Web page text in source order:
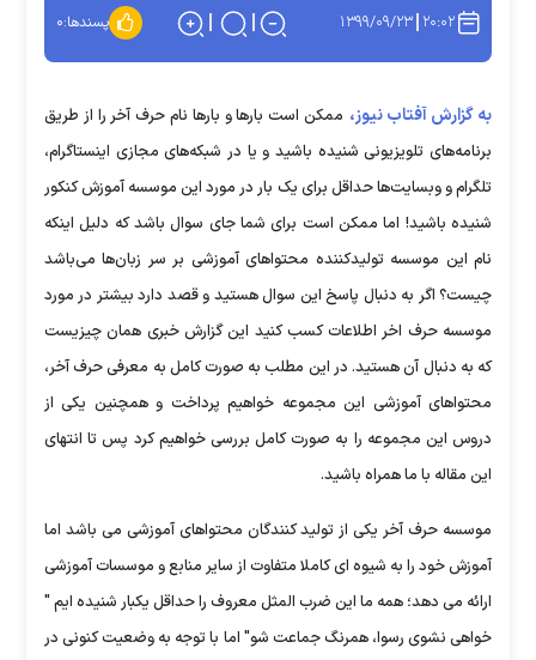
۲۰:۰۲ ۱۳۹۹/۰۹/۲۳ پسندها:۰
به گزارش آفتاب نیوز، ممکن است بارها و بارها نام حرف آخر را از طریق
برنامه‌های تلویزیونی شنیده باشید و یا در شبکه‌های مجازی اینستاگرام،
تلگرام و وبسایت‌ها حداقل برای یک بار در مورد این موسسه آموزش کنکور
شنیده باشید! اما ممکن است برای شما جای سوال باشد که دلیل اینکه
نام این موسسه تولیدکننده محتواهای آموزشی بر سر زبان‌ها می‌باشد
چیست؟ اگر به دنبال پاسخ این سوال هستید و قصد دارد بیشتر در مورد
موسسه حرف اخر اطلاعات کسب کنید این گزارش خبری همان چیزیست
که به دنبال آن هستید. در این مطلب به صورت کامل به معرفی حرف آخر،
محتواهای آموزشی این مجموعه خواهیم پرداخت و همچنین یکی از
دروس این مجموعه را به صورت کامل بررسی خواهیم کرد پس تا انتهای
این مقاله با ما همراه باشید.
موسسه حرف آخر یکی از تولید کنندگان محتواهای آموزشی می باشد اما
آموزش خود را به شیوه ای کاملا متفاوت از سایر منابع و موسسات آموزشی
ارائه می دهد؛ همه ما این ضرب المثل معروف را حداقل یکبار شنیده ایم "
خواهی نشوی رسوا، همرنگ جماعت شو" اما با توجه به وضعیت کنونی در